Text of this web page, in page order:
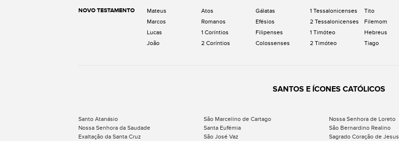
NOVO TESTAMENTO
Mateus
Marcos
Lucas
João
Atos
Romanos
1 Coríntios
2 Coríntios
Gálatas
Efésios
Filipenses
Colossenses
1 Tessalonicenses
2 Tessalonicenses
1 Timóteo
2 Timóteo
Tito
Filemom
Hebreus
Tiago
SANTOS E ÍCONES CATÓLICOS
Santo Atanásio São Marcelino de Cartago Nossa Senhora de Loreto
Nossa Senhora da Saudade
Santa Eufémia São Bernardino Realino
Exaltação da Santa Cruz
São José Vaz Sagrado Coração de Jesus